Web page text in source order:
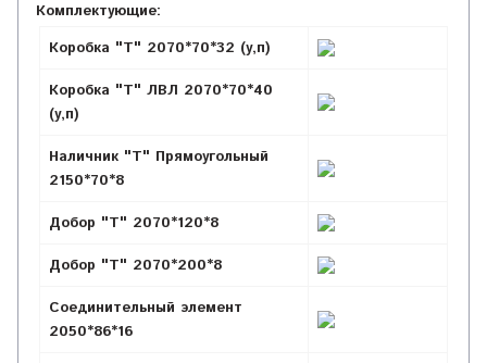
Комплектующие:
Коробка "Т" 2070*70*32 (у,п)
Коробка "Т" ЛВЛ 2070*70*40
(у,п)
Наличник "Т" Прямоугольный
2150*70*8
Добор "Т" 2070*120*8
Добор "Т" 2070*200*8
Соединительный элемент
2050*86*16